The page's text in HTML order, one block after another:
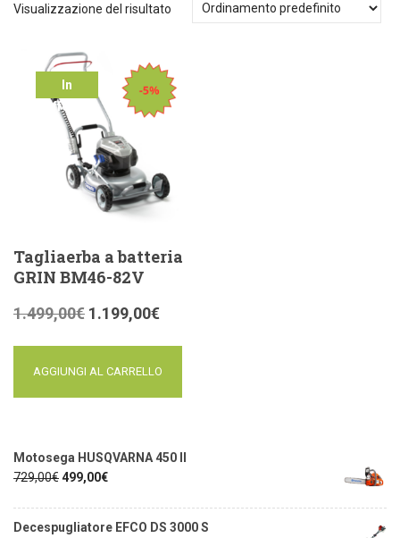
Visualizzazione del risultato
In
offerta!
Tagliaerba a batteria
GRIN BM46-82V
1.499,00€ 1.199,00€
AGGIUNGI AL CARRELLO
Motosega HUSQVARNA 450 II
729,00€499,00€
Decespugliatore EFCO DS 3000 S